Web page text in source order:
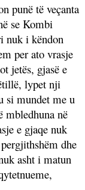
punë të veçanta
se Kombi
nuk i këndon
per ato vrasje
jetës, gjasë e
lypet nji
si mundet me u
mbledhuna në
e gjaqe nuk
dhe
asht i matun